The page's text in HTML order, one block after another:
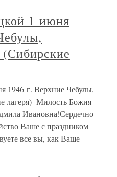
1 июня
(Сибирские
г. Верхние Чебулы,
лагеря) Милость Божия
Ивановна!Сердечно
Ваше с праздником
все вы, как Ваше